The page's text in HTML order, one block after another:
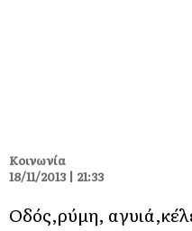
Κοινωνία
18/11/2013 | 21:33
Οδός,ρύμη,